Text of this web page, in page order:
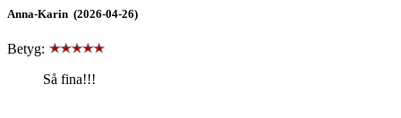
Anna-Karin (2026-04-26)
Betyg:
Så fina!!!